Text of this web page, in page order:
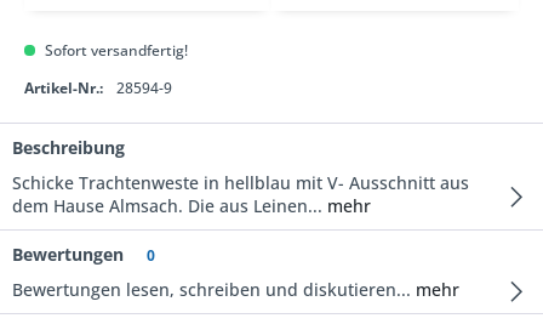
Sofort versandfertig!
Artikel-Nr.:
28594-9
Beschreibung
Schicke Trachtenweste in hellblau mit V- Ausschnitt aus
dem Hause Almsach. Die aus Leinen... mehr
Bewertungen 0
Bewertungen lesen, schreiben und diskutieren... mehr